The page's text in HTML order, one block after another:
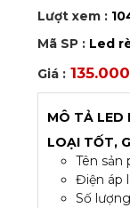
Lượt xem :
Mã SP : Led
Giá :
MÔ TẢ LED
LOẠI TỐT,
Tên sản
Điện áp
Số